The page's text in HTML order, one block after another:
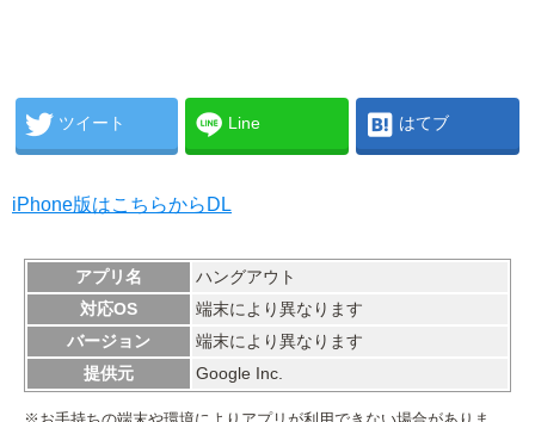
ツイート Line はてブ
iPhone版はこちらからDL
アプリ名
ハングアウト
対応OS
端末により異なります
バージョン
端末により異なります
提供元
Google Inc.